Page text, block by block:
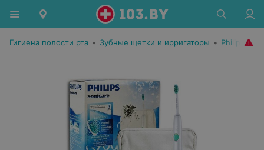
Гигиена полости рта • Зубные щетки и ирригаторы • Philips